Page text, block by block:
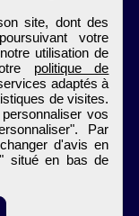
site, dont des
votre
utilisation de
politique de
adaptés à
de visites.
vos
Par
d'avis en
situé en bas de